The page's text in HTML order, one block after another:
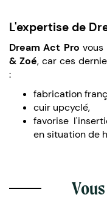
L'expertise de
Dream Act Pro
& Zoé, car ces
:
fabrication
cuir upcyclé,
favorise
en situation de